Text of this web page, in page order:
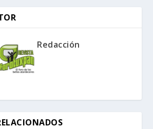
Redacción